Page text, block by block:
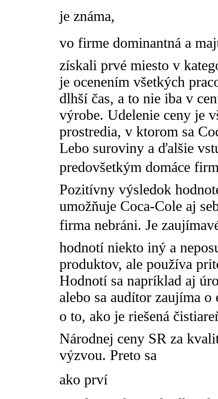
je známa,
vo firme dominantná a
získali prvé miesto v
je ocenením všetkých
dlhší čas, a to nie iba v
výrobe. Udelenie ceny je
prostredia, v ktorom sa
Lebo suroviny a ďalšie
predovšetkým domáce
Pozitívny výsledok
umožňuje Coca-Cole aj
firma nebráni. Je
hodnotí niekto iný a
produktov, ale používa
Hodnotí sa napríklad aj
alebo sa audítor zaujíma
o to, ako je riešená
Národnej ceny SR za
výzvou. Preto sa
ako prví